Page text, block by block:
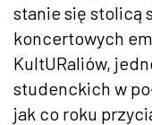
stanie się stolicą
koncertowych
KultURaliów,
studenckich w
jak co roku